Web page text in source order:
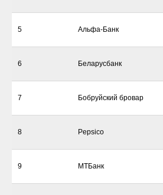
5 Альфа-Банк
6 Беларусбанк
7 Бобруйский бровар
8 Pepsico
9 МТБанк